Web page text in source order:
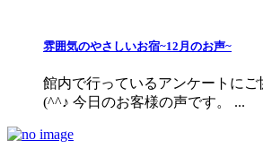
雰囲気のやさしいお宿~12月のお声~
館内で行っているアンケートにご
(^^♪ 今日のお客様の声です。 ...